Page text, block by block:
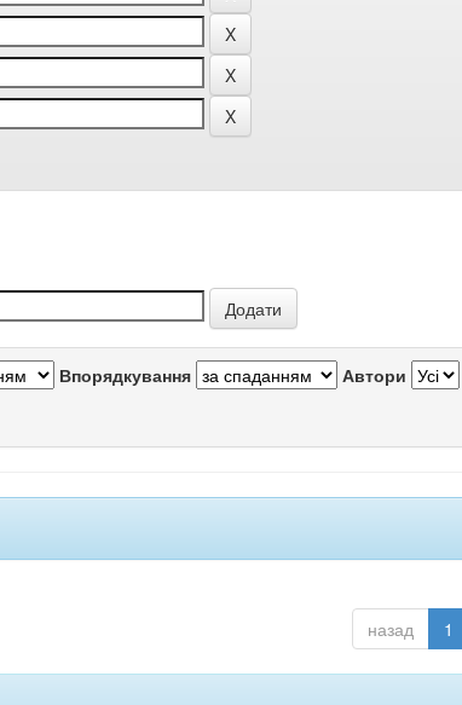
Впорядкування Автори
назад 1